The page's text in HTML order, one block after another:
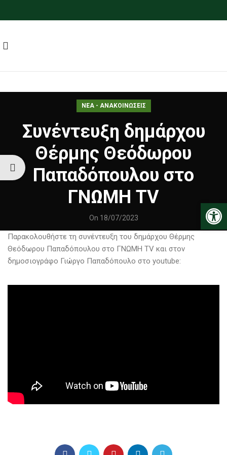
ΝΕΑ - ΑΝΑΚΟΙΝΩΣΕΙΣ
Συνέντευξη δημάρχου
Θέρμης Θεόδωρου
Παπαδόπουλου στο
ΓΝΩΜΗ TV
On 18/07/2023
Παρακολουθήστε τη συνέντευξη του δημάρχου Θέρμης
Θεόδωρου Παπαδόπουλου στο ΓΝΩΜΗ TV και στον
δημοσιογράφο Γιώργο Παπαδόπουλο στο youtube: